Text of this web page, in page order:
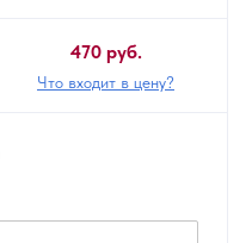
470 руб.
Что входит в цену?